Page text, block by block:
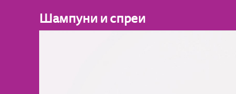
Шампуни и спреи